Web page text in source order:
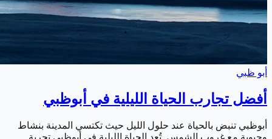
أبو ظبي
أفضل تجارب الحياة الليلية في أبوظبي
أبوظبي تنبض بالحياة عند حلول الليل حيث تكتسي المدينة بنشاط
وحيوية مع غروب الشمس. تُعد الحياة الليلية في أبوظبي تجربة